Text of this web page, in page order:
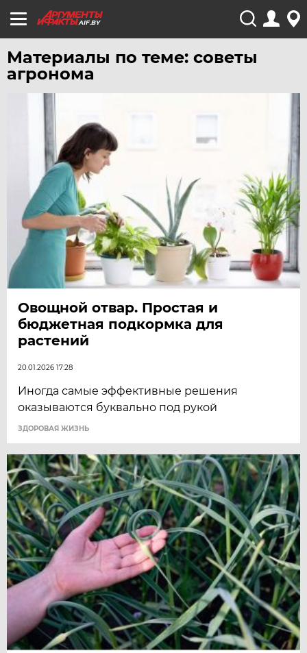
AIF.BY
Материалы по теме: советы
агронома
Овощной отвар. Простая и
бюджетная подкормка для
растений
20.01.2026 17:28
Иногда самые эффективные решения
оказываются буквально под рукой
ЗДОРОВАЯ ЖИЗНЬ